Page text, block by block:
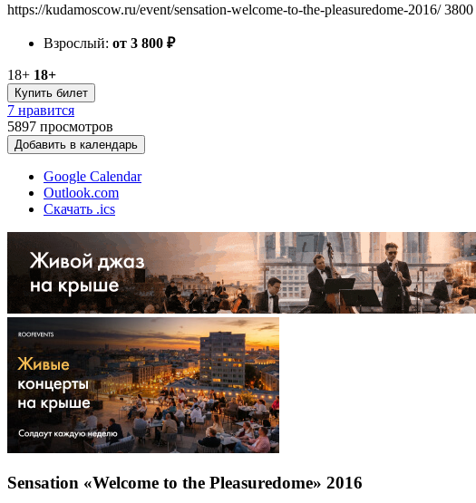
https://kudamoscow.ru/event/sensation-welcome-to-the-pleasuredome-2016/ 3800
Взрослый: от 3 800 ₽
18+ 18+
Купить билет
7 нравится
5897 просмотров
Добавить в календарь
Google Calendar
Outlook.com
Скачать .ics
Sensation «Welcome to the Pleasuredome» 2016